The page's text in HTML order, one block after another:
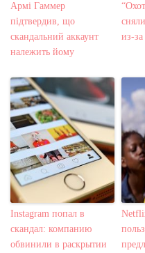
Армі Гаммер
підтвердив, що
скандальний аккаунт
належить йому
из-
Instagram попал в
скандал: компанию
обвинили в раскрытии